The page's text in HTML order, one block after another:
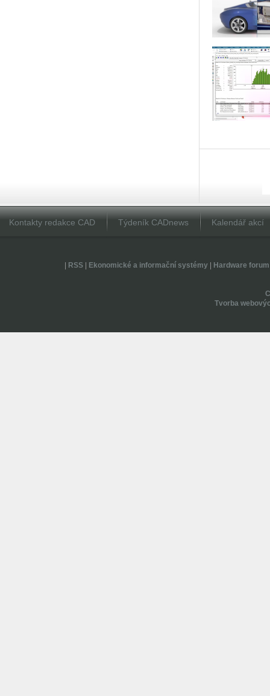
Kontakty redakce CAD Týdeník CADnews Kalendář akcí
RSS| Ekonomické a informační systémy| Hardware forum
Tvorba